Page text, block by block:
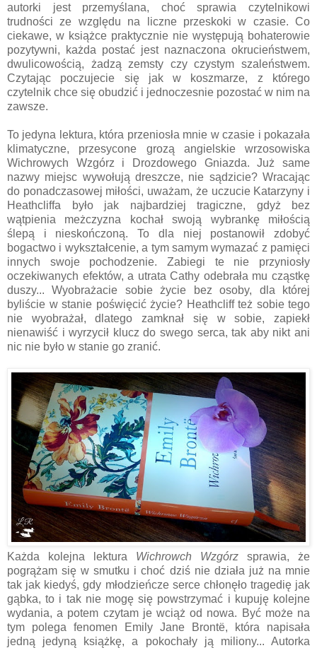
autorki jest przemyślana, choć sprawia czytelnikowi
trudności ze względu na liczne przeskoki w czasie. Co
ciekawe, w książce praktycznie nie występują bohaterowie
pozytywni, każda postać jest naznaczona okrucieństwem,
dwulicowością, żadzą zemsty czy czystym szaleństwem.
Czytając poczujecie się jak w koszmarze, z którego
czytelnik chce się obudzić i jednoczesnie pozostać w nim na
zawsze.
To jedyna lektura, która przeniosła mnie w czasie i pokazała
klimatyczne, przesycone grozą angielskie wrzosowiska
Wichrowych Wzgórz i Drozdowego Gniazda. Już same
nazwy miejsc wywołują dreszcze, nie sądzicie? Wracając
do ponadczasowej miłości, uważam, że uczucie Katarzyny i
Heathcliffa było jak najbardziej tragiczne, gdyż bez
wątpienia meżczyzna kochał swoją wybrankę miłością
ślepą i nieskończoną. To dla niej postanowił zdobyć
bogactwo i wykształcenie, a tym samym wymazać z pamięci
innych swoje pochodzenie. Zabiegi te nie przyniosły
oczekiwanych efektów, a utrata Cathy odebrała mu cząstkę
duszy... Wyobrażacie sobie życie bez osoby, dla której
byliście w stanie poświęcić życie? Heathcliff też sobie tego
nie wyobrażał, dlatego zamknał się w sobie, zapiekł
nienawiść i wyrzycił klucz do swego serca, tak aby nikt ani
nic nie było w stanie go zranić.
Każda kolejna lektura Wichrowch Wzgórz sprawia, że
pogrążam się w smutku i choć dziś nie działa już na mnie
tak jak kiedyś, gdy młodzieńcze serce chłonęło tragedię jak
gąbka, to i tak nie mogę się powstrzymać i kupuję kolejne
wydania, a potem czytam je wciąż od nowa. Być może na
tym polega fenomen Emily Jane Brontë, która napisała
jedną jedyną książkę, a pokochały ją miliony... Autorka